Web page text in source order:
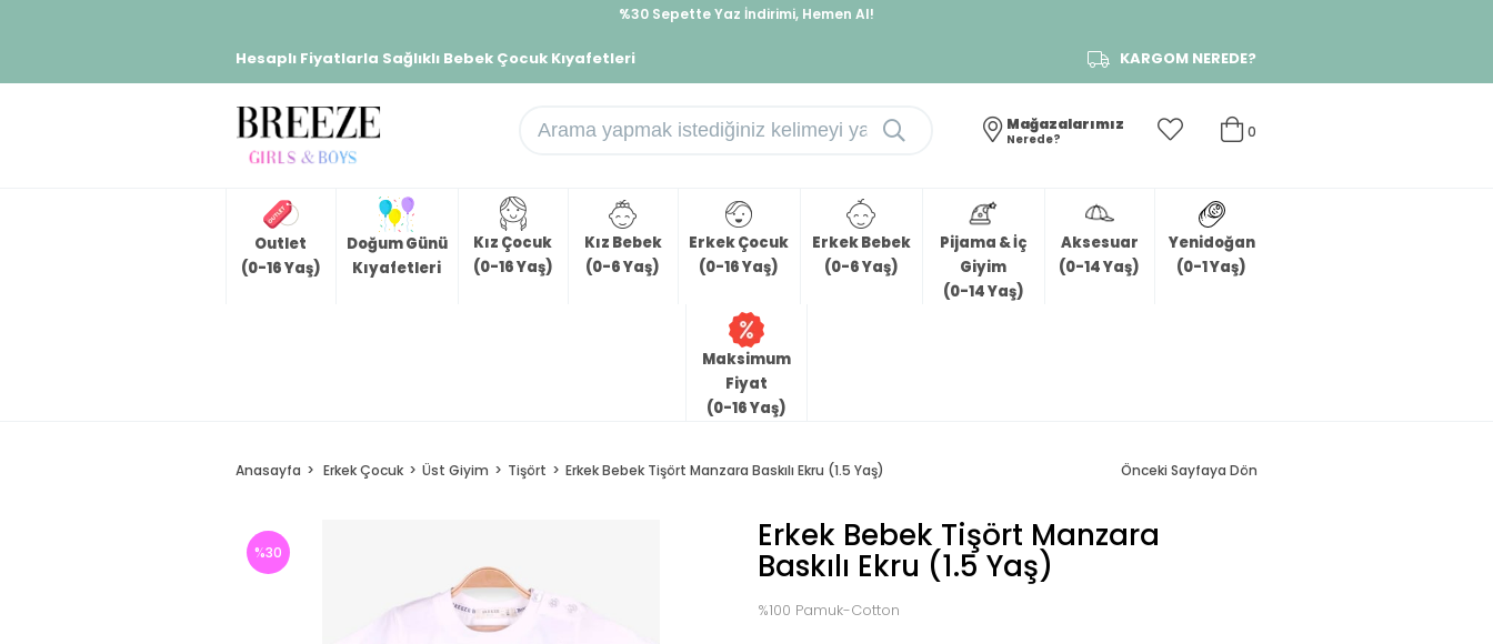
%30 Sepette Yaz İndirimi, Hemen Al!
Hesaplı Fiyatlarla Sağlıklı Bebek Çocuk Kıyafetleri KARGOM NEREDE?
0
Mağazalarımız
Nerede?
Outlet
(0-16 Yaş)
Doğum Günü
Kıyafetleri
Kız Çocuk
(0-16 Yaş)
Kız Bebek
(0-6 Yaş)
Erkek Çocuk
(0-16 Yaş)
Erkek Bebek
(0-6 Yaş)
Pijama & İç
Giyim
(0-14 Yaş)
Aksesuar
(0-14 Yaş)
Yenidoğan
(0-1 Yaş)
Maksimum
Fiyat
(0-16 Yaş)
Anasayfa Erkek Çocuk Üst Giyim Tişört Erkek Bebek Tişört Manzara Baskılı Ekru (1.5 Yaş) Önceki Sayfaya Dön
%30 Erkek Bebek Tişört Manzara
Baskılı Ekru (1.5 Yaş)
%100 Pamuk-Cotton